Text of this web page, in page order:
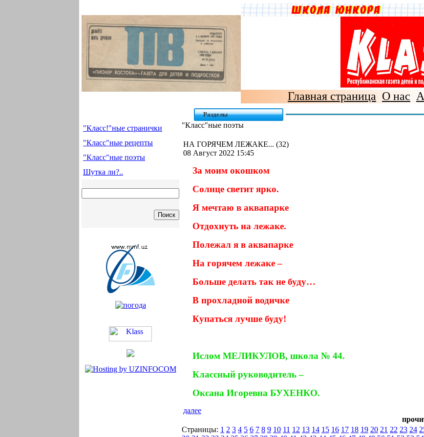
Главная страница О нас
Разделы
"Класс!"ные странички
"Класс"ные рецепты
"Класс"ные поэты
Шутка ли?..
"Класс"ные поэты
НА ГОРЯЧЕМ ЛЕЖАКЕ... (32)
08 Август 2022 15:45
За моим окошком
Солнце светит ярко.
Я мечтаю в аквапарке
Отдохнуть на лежаке.
Полежал я в аквапарке
На горячем лежаке –
Больше делать так не буду…
В прохладной водичке
Купаться лучше буду!
Ислом МЕЛИКУЛОВ, школа № 44.
Классный руководитель –
Оксана Игоревна БУХЕНКО.
далее
Страницы: 1 2 3 4 5 6 7 8 9 10 11 12 13 14 15 16 17 18 19 20 21 22 23 24